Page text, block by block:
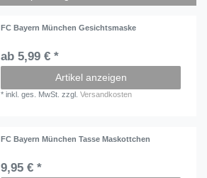
FC Bayern München Gesichtsmaske
ab 5,99 € *
Artikel anzeigen
*inkl. ges. MwSt. zzgl.Versandkosten
FC Bayern München Tasse Maskottchen
9,95 € *